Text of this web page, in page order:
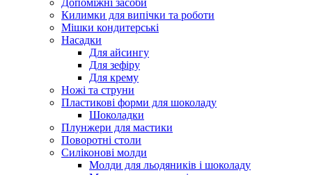
Килимки для випічки та роботи
Мішки кондитерські
Насадки
Для айсингу
Для зефіру
Для крему
Ножі та струни
Пластикові форми для шоколаду
Шоколадки
Плунжери для мастики
Поворотні столи
Силіконові молди
Молди для льодяників і шоколаду